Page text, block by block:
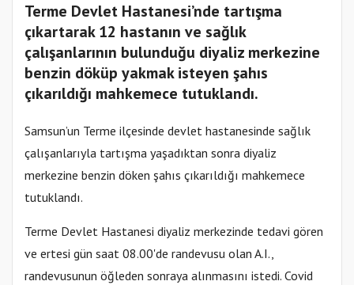
Terme Devlet Hastanesi’nde tartışma
çıkartarak 12 hastanın ve sağlık
çalışanlarının bulunduğu diyaliz merkezine
benzin döküp yakmak isteyen şahıs
çıkarıldığı mahkemece tutuklandı.
Samsun’un Terme ilçesinde devlet hastanesinde sağlık
çalışanlarıyla tartışma yaşadıktan sonra diyaliz
merkezine benzin döken şahıs çıkarıldığı mahkemece
tutuklandı.
Terme Devlet Hastanesi diyaliz merkezinde tedavi gören
ve ertesi gün saat 08.00'de randevusu olan A.I.,
randevusunun öğleden sonraya alınmasını istedi. Covid